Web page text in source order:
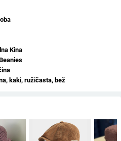
Kina
kaki, ružičasta, bež